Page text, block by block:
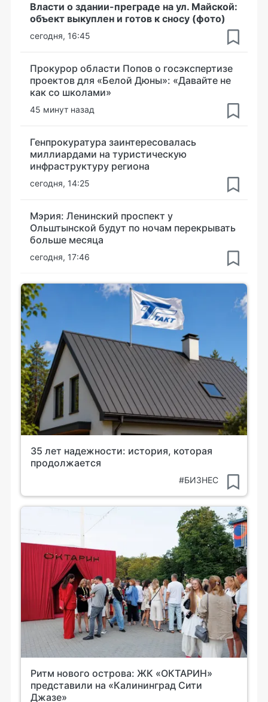
Власти о здании-преграде на ул. Майской:
объект выкуплен и готов к сносу (фото)
сегодня, 16:45
Прокурор области Попов о госэкспертизе
проектов для «Белой Дюны»: «Давайте не
как со школами»
45 минут назад
Генпрокуратура заинтересовалась
миллиардами на туристическую
инфраструктуру региона
сегодня, 14:25
Мэрия: Ленинский проспект у
Ольштынской будут по ночам перекрывать
больше месяца
сегодня, 17:46
35 лет надежности: история, которая
продолжается
#БИЗНЕС
Ритм нового острова: ЖК «ОКТАРИН»
представили на «Калининград Сити
Джазе»